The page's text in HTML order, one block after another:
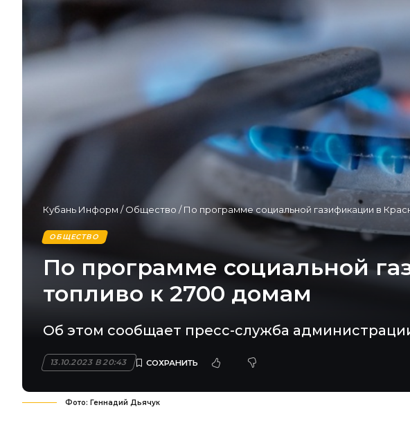
Кубань Информ /Общество /По программе социальной газификации в
ОБЩЕСТВО
По программе социальной
топливо к 2700 домам
Об этом сообщает пресс-служба
13.10.2023 В 20:43
Фото: Геннадий Дьячук